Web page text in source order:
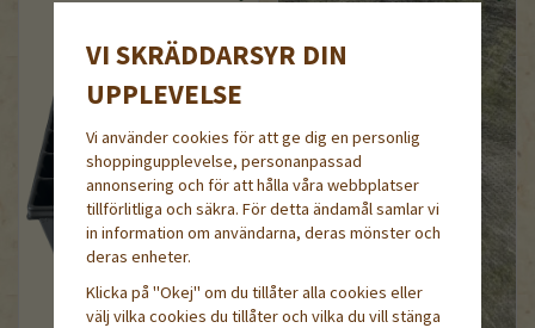
VI SKRÄDDARSYR DIN
UPPLEVELSE
Vi använder cookies för att ge dig en personlig
shoppingupplevelse, personanpassad
annonsering och för att hålla våra webbplatser
tillförlitliga och säkra. För detta ändamål samlar vi
in information om användarna, deras mönster och
deras enheter.
Klicka på "Okej" om du tillåter alla cookies eller
välj vilka cookies du tillåter och vilka du vill stänga